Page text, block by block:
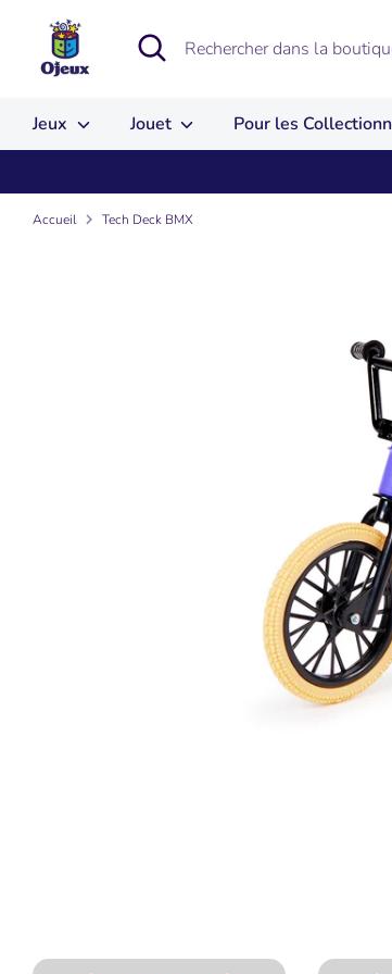
contenu
Recherche
Rechercher
dans
boutique
Jeux Jouet Pour les
Accueil Tech Deck BMX